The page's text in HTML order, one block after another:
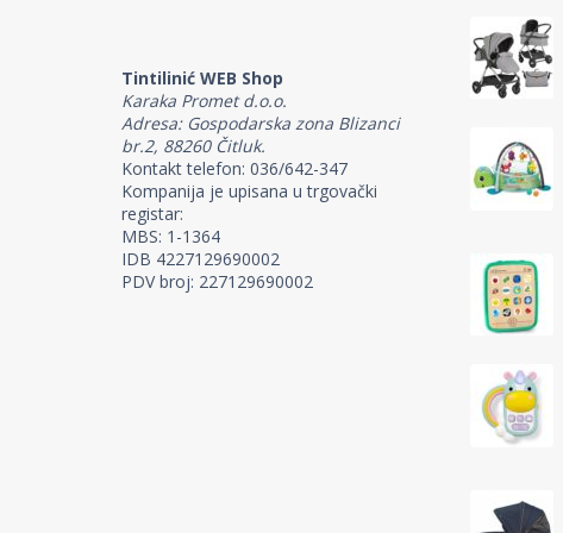
Tintilinić WEB Shop
Karaka Promet d.o.o.
Adresa: Gospodarska zona Blizanci
br.2, 88260 Čitluk.
Kontakt telefon: 036/642-347
Kompanija je upisana u trgovački
registar:
MBS: 1-1364
IDB 4227129690002
PDV broj: 227129690002